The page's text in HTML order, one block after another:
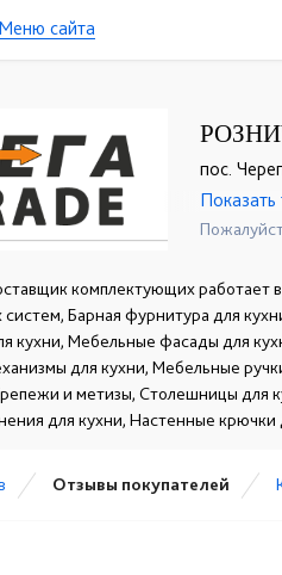
Меню сайта
пос.
☎
комплектующих работает
Барная фурнитура для
кухни, Мебельные фасады для
для кухни, Мебельные
и метизы, Столешницы для
для кухни, Настенные
Отзывы покупателей